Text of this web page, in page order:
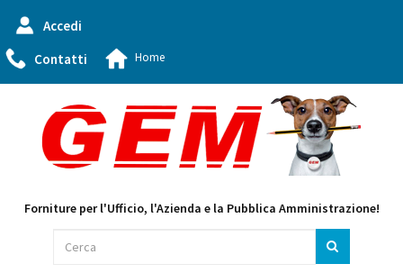
Accedi
Contatti
Home
Forniture per l'Ufficio, l'Azienda e la Pubblica Amministrazione!